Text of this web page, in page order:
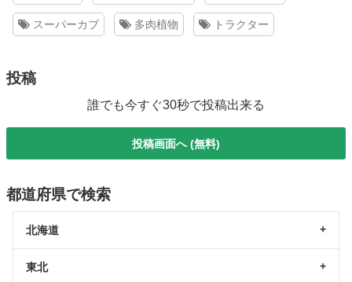
スーパーカブ 多肉植物 トラクター
投稿
誰でも今すぐ30秒で投稿出来る
投稿画面へ (無料)
都道府県で検索
北海道
東北